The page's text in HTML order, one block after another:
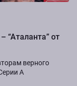
“Аталанта” от
верного
А